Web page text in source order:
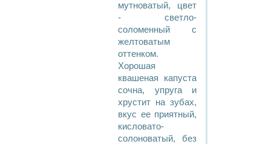
мутноватый, цвет
- светло-
соломенный с
желтоватым
оттенком.
Хорошая
квашеная капуста
сочна, упруга и
хрустит на зубах,
вкус ее приятный,
кисловато-
солоноватый, без